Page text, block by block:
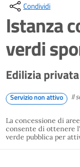
Condividi
Istanza
verdi
Edilizia
Servizio non attivo Il
La concessione di
consente di ottenere
verde pubblica per